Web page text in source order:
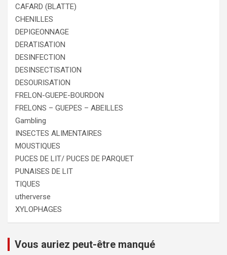
CAFARD (BLATTE)
CHENILLES
DEPIGEONNAGE
DERATISATION
DESINFECTION
DESINSECTISATION
DESOURISATION
FRELON-GUEPE-BOURDON
FRELONS – GUEPES – ABEILLES
Gambling
INSECTES ALIMENTAIRES
MOUSTIQUES
PUCES DE LIT/ PUCES DE PARQUET
PUNAISES DE LIT
TIQUES
utherverse
XYLOPHAGES
Vous auriez peut-être manqué